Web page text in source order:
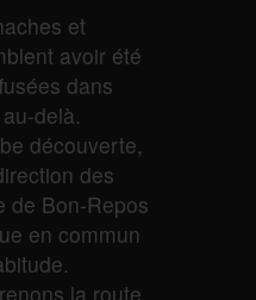
et
avoir été
dans
delà.
découverte,
des
de Bon-Repos
en commun
la route